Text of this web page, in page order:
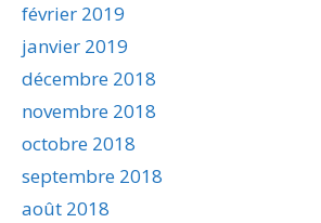
février 2019
janvier 2019
décembre 2018
novembre 2018
octobre 2018
septembre 2018
août 2018